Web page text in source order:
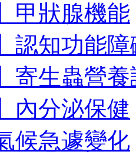
甲狀腺機能
認知功能
寄生蟲營
內分泌保健
候急遽變化